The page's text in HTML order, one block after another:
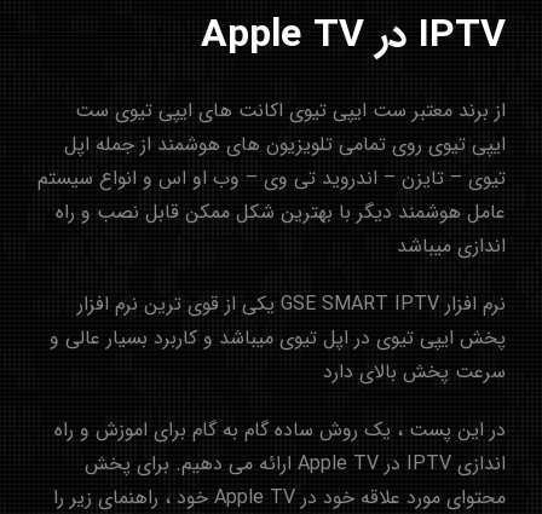
IPTV در Apple TV
از برند معتبر ست ایپی تیوی اکانت های ایپی تیوی ست
ایپی تیوی روی تمامی تلویزیون های هوشمند از جمله اپل
تیوی – تایزن – اندروید تی وی – وب او اس و انواع سیستم
عامل هوشمند دیگر با بهترین شکل ممکن قابل نصب و راه
اندازی میباشد
نرم افزار GSE SMART IPTV یکی از قوی ترین نرم افزار
پخش ایپی تیوی در اپل تیوی میباشد و کاربرد بسیار عالی و
سرعت پخش بالای دارد
در این پست ، یک روش ساده گام به گام برای اموزش و راه
اندازی IPTV در Apple TV ارائه می دهیم. برای پخش
محتوای مورد علاقه خود در Apple TV خود ، راهنمای زیر را